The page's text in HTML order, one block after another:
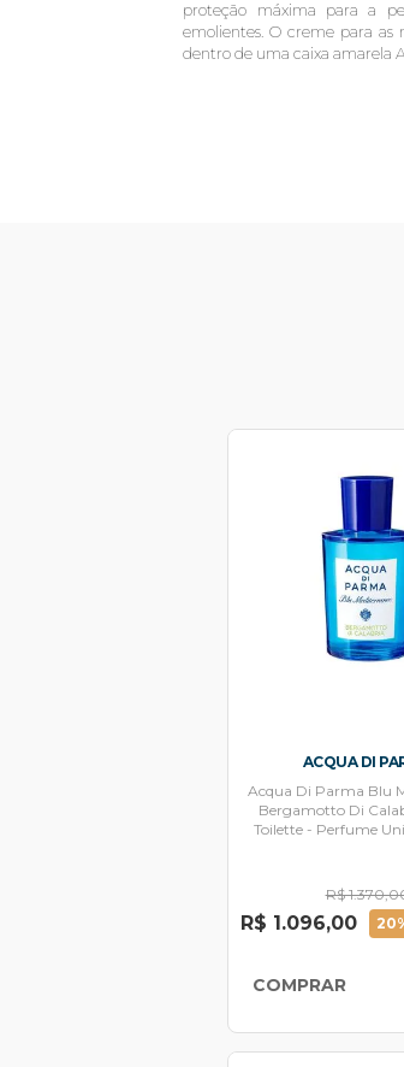
proteção máxima para a
emolientes. O creme para
dentro de uma caixa amarela
ACQUA DI
Acqua Di Parma Blu
Bergamotto Di
Toilette - Perfume
R$
R$ 1.096,00
COMPRAR